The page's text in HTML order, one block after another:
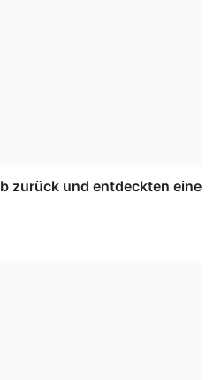
zurück und entdeckten eine